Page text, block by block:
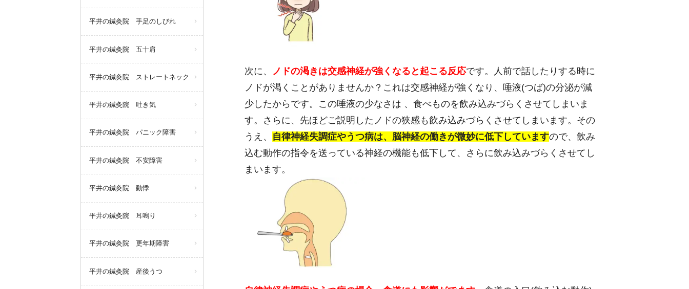
平井の鍼灸院 手足のしびれ
平井の鍼灸院 五十肩
平井の鍼灸院 ストレートネック
平井の鍼灸院 吐き気
平井の鍼灸院 パニック障害
平井の鍼灸院 不安障害
平井の鍼灸院 動悸
平井の鍼灸院 耳鳴り
平井の鍼灸院 更年期障害
平井の鍼灸院 産後うつ
次に、 ノドの渇きは交感神経が強くなると起こる反応です。人前で話したりする時に
ノドが渇くことがありませんか？これは交感神経が強くなり、唾液(つば)の分泌が減
少したからです。この唾液の少なさは 、食べものを飲み込みづらくさせてしまいま
す。さらに、先ほどご説明したノドの狭感も飲み込みづらくさせてしまいます。その
うえ、 自律神経失調症やうつ病は、脳神経の働きが微妙に低下していますので、飲み
込む動作の指令を送っている神経の機能も低下して、さらに飲み込みづらくさせてし
まいます。